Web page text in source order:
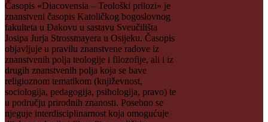
Časopis «Diacovensia – Teološki prilozi» je
znanstveni časopis Katoličkog bogoslovnog
fakulteta u Đakovu u sastavu Sveučilišta
Josipa Jurja Strossmayera u Osijeku. Časopis
objavljuje u pravilu znanstvene radove iz
znanstvenih polja teologije i filozofije, ali i iz
drugih znanstvenih polja koja se bave
religioznom tematikom (književnost,
sociologija, pedagogija, psihologija, pravo) te
u području prirodnih znanosti. Posebno se
njeguje interdisciplinarnost koja omogućuje